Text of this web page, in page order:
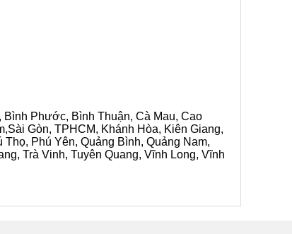
Phước, Bình Thuận, Cà Mau, Cao
Gòn, TPHCM, Khánh Hòa, Kiên Giang,
Phú Yên, Quảng Bình, Quảng Nam,
Trà Vinh, Tuyên Quang, Vĩnh Long, Vĩnh